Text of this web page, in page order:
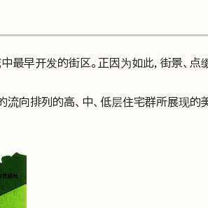
早开发的街区。正因为如此，街景、点
向排列的高、中、低层住宅群所展现的